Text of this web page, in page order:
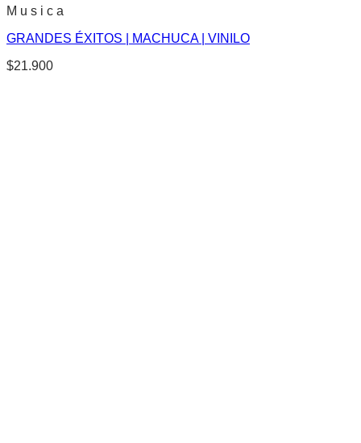
M u s i c a
GRANDES ÉXITOS | MACHUCA | VINILO
$21.900